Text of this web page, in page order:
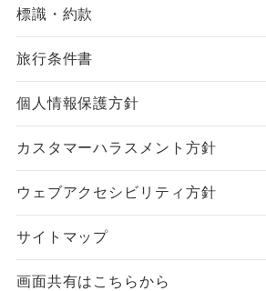
標識・約款
旅行条件書
個人情報保護方針
カスタマーハラスメント方針
ウェブアクセシビリティ方針
サイトマップ
画面共有はこちらから